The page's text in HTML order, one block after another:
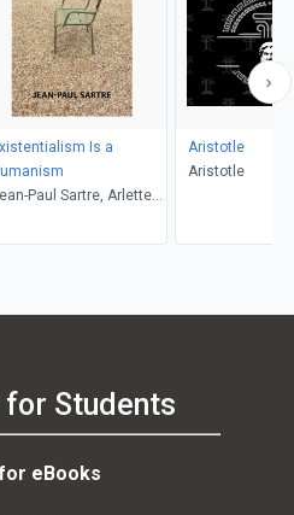
Is a
Paul Sartre, Arlette
Solal, Carol
Aristotle
Aristotle
for Students
eBooks